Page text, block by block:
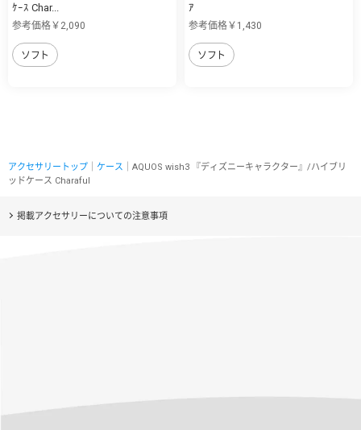
ｹｰｽ Char...
参考価格￥2,090
ソフト
ｱ
参考価格￥1,430
ソフト
アクセサリートップ ケース ｜AQUOS wish3 『ディズニーキャラクター』/ハイブリ
ッドケース Charaful
掲載アクセサリーについての注意事項